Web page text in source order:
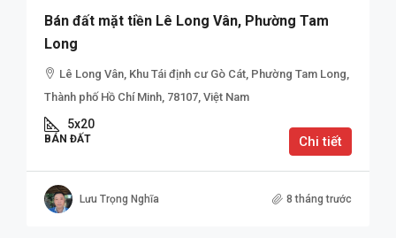
Bán đất mặt tiền Lê Long Vân, Phường Tam
Long
Lê Long Vân, Khu Tái định cư Gò Cát, Phường Tam Long,
Thành phố Hồ Chí Minh, 78107, Việt Nam
5x20
BÁN ĐẤT Chi tiết
Lưu Trọng Nghĩa 8 tháng trước